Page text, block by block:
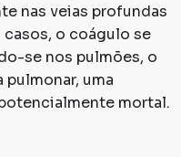
nas veias profundas
casos, o coágulo se
se nos pulmões, o
uma
mortal.